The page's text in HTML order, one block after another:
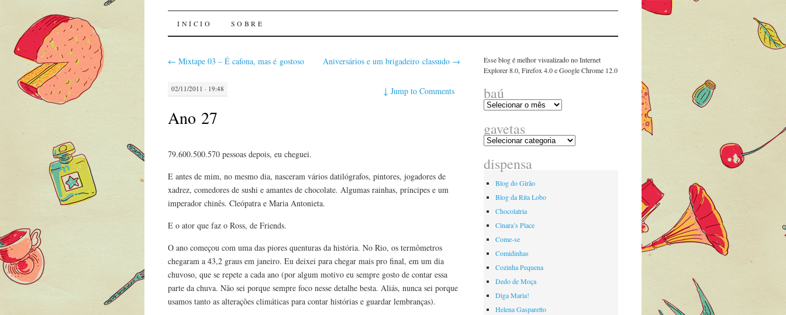
Sal de Bolinha
INÍCIO SOBRE
← Mixtape 03 – É cafona, mas é gostoso Aniversários e um brigadeiro classudo →
02/11/2011 · 19:48 ↓ Jump to Comments
Ano 27
79.600.500.570 pessoas depois, eu cheguei.
E antes de mim, no mesmo dia, nasceram vários datilógrafos, pintores, jogadores de
xadrez, comedores de sushi e amantes de chocolate. Algumas rainhas, príncipes e um
imperador chinês. Cleópatra e Maria Antonieta.
E o ator que faz o Ross, de Friends.
O ano começou com uma das piores quenturas da história. No Rio, os termômetros
chegaram a 43,2 graus em janeiro. Eu deixei para chegar mais pro final, em um dia
chuvoso, que se repete a cada ano (por algum motivo eu sempre gosto de contar essa
parte da chuva. Não sei porque sempre foco nesse detalhe besta. Aliás, nunca sei porque
usamos tanto as alterações climáticas para contar histórias e guardar lembranças).
Esse blog é melhor visualizado no Internet
Explorer 8.0, Firefox 4.0 e Google Chrome 12.0
baú
gavetas
dispensa
Blog do Girão
Blog da Rita Lobo
Chocolatria
Cinara’s Place
Come-se
Comidinhas
Cozinha Pequena
Dedo de Moça
Diga Maria!
Helena Gasparetto